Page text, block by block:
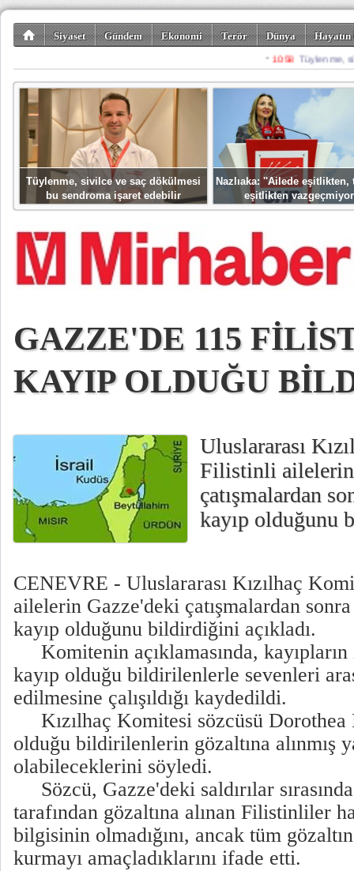
Siyaset Gündem Ekonomi Terör Dünya
Spor Misafir
Tüylenme, sivilce ve saç dökülmesi
bu sendroma işaret edebilir
Nazlıaka: ''Ailede eşitlikten,
eşitlikten
GAZZE'DE 115
KAYIP OLDUĞU
Uluslararası
Filistinli ailelerin
çatışmalardan
kayıp olduğunu
CENEVRE - Uluslararası Kızılhaç
ailelerin Gazze'deki çatışmalardan
kayıp olduğunu bildirdiğini açıkladı.
Komitenin açıklamasında,
kayıp olduğu bildirilenlerle sevenleri
edilmesine çalışıldığı kaydedildi.
Kızılhaç Komitesi sözcüsü Dorothea
olduğu bildirilenlerin gözaltına alınmış
olabileceklerini söyledi.
Sözcü, Gazze'deki saldırılar
tarafından gözaltına alınan Filistinliler
bilgisinin olmadığını, ancak tüm
kurmayı amaçladıklarını ifade etti.